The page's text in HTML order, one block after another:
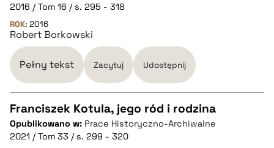
pobierz cytat
BIBTEX
pobierz cytat
2016 / Tom 16 / s. 295 - 318
ROK: 2016
Robert Borkowski
Pełny tekst Zacytuj Udostępnij
CZYSTY TEKST
Franciszek Kotula, jego ród i rodzina
Opublikowano w: Prace Historyczno-Archiwalne
2021 / Tom 33 / s. 299 - 320